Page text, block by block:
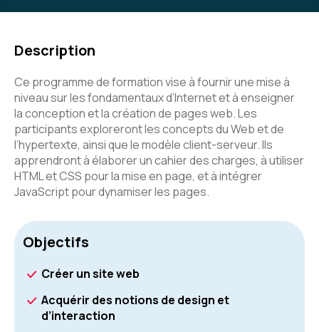
Description
Ce programme de formation vise à fournir une mise à
niveau sur les fondamentaux d’Internet et à enseigner
la conception et la création de pages web. Les
participants exploreront les concepts du Web et de
l’hypertexte, ainsi que le modèle client-serveur. Ils
apprendront à élaborer un cahier des charges, à utiliser
HTML et CSS pour la mise en page, et à intégrer
JavaScript pour dynamiser les pages.
Objectifs
Créer un site web
Acquérir des notions de design et
d’interaction